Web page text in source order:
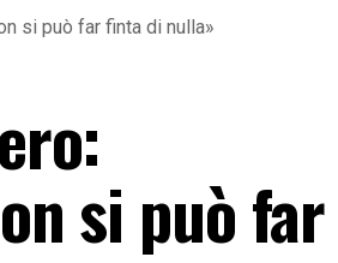
si può far finta di nulla»
si può far